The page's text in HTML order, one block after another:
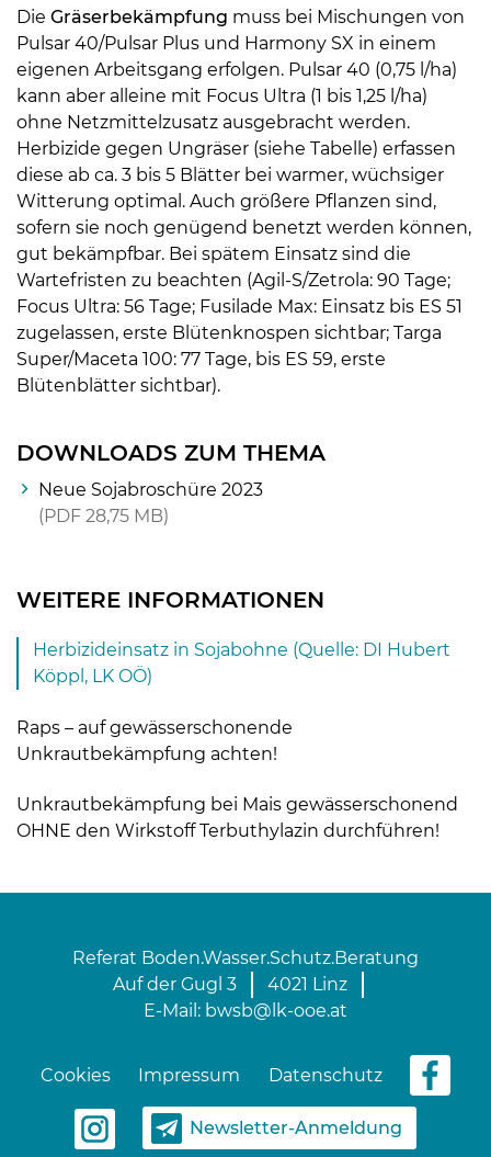
Die Gräserbekämpfung muss bei Mischungen von
Pulsar 40/Pulsar Plus und Harmony SX in einem
eigenen Arbeitsgang erfolgen. Pulsar 40 (0,75 l/ha)
kann aber alleine mit Focus Ultra (1 bis 1,25 l/ha)
ohne Netzmittelzusatz ausgebracht werden.
Herbizide gegen Ungräser (siehe Tabelle) erfassen
diese ab ca. 3 bis 5 Blätter bei warmer, wüchsiger
Witterung optimal. Auch größere Pflanzen sind,
sofern sie noch genügend benetzt werden können,
gut bekämpfbar. Bei spätem Einsatz sind die
Wartefristen zu beachten (Agil-S/Zetrola: 90 Tage;
Focus Ultra: 56 Tage; Fusilade Max: Einsatz bis ES 51
zugelassen, erste Blütenknospen sichtbar; Targa
Super/Maceta 100: 77 Tage, bis ES 59, erste
Blütenblätter sichtbar).
DOWNLOADS ZUM THEMA
Neue Sojabroschüre 2023
PDF 28,75 MB
WEITERE INFORMATIONEN
Herbizideinsatz in Sojabohne (Quelle: DI Hubert
Köppl, LK OÖ)
Raps – auf gewässerschonende
Unkrautbekämpfung achten!
Unkrautbekämpfung bei Mais gewässerschonend
OHNE den Wirkstoff Terbuthylazin durchführen!
Referat Boden.Wasser.Schutz.Beratung
Auf der Gugl 3
4021 Linz
E-Mail: bwsb@lk-ooe.at
Cookies Impressum Datenschutz
Newsletter-Anmeldung